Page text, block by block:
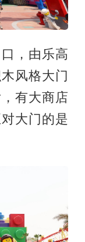
，由乐高
风格大门
有大商店
大门的是